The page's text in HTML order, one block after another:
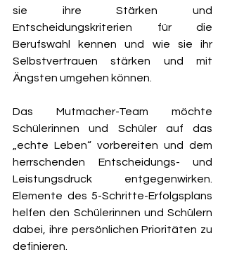
sie ihre Stärken und
Entscheidungskriterien für die
Berufswahl kennen und wie sie ihr
Selbstvertrauen stärken und mit
Ängsten umgehen können.
Das Mutmacher-Team möchte
Schülerinnen und Schüler auf das
„echte Leben“ vorbereiten und dem
herrschenden Entscheidungs- und
Leistungsdruck entgegenwirken.
Elemente des 5-Schritte-Erfolgsplans
helfen den Schülerinnen und Schülern
dabei, ihre persönlichen Prioritäten zu
definieren.